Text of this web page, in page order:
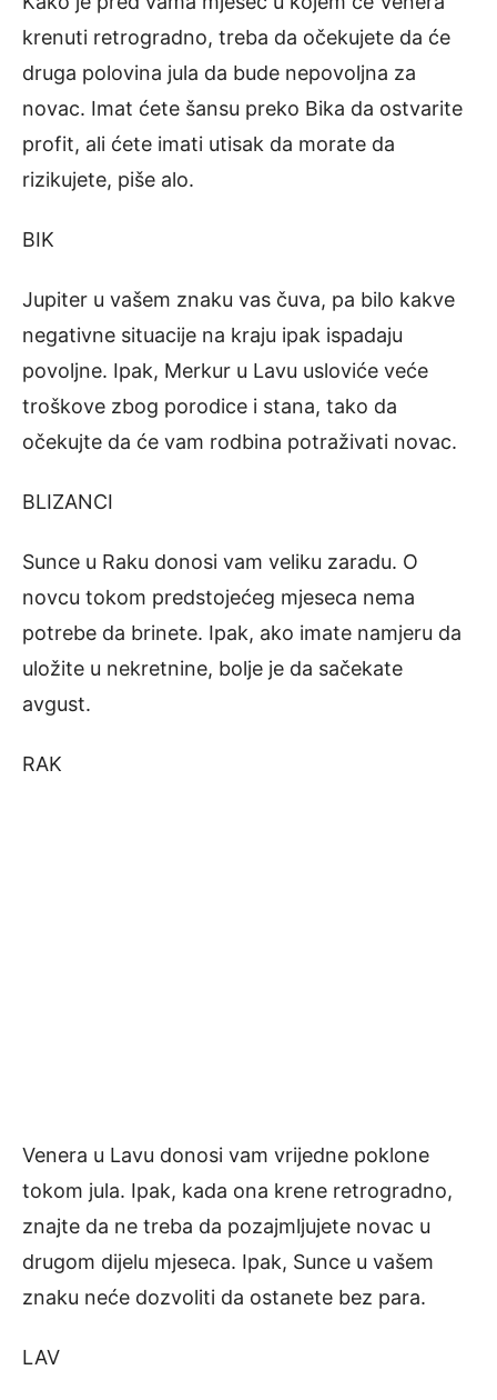
krenuti retrogradno, treba da očekujete da će
druga polovina jula da bude nepovoljna za
novac. Imat ćete šansu preko Bika da ostvarite
profit, ali ćete imati utisak da morate da
rizikujete, piše alo.
BIK
Jupiter u vašem znaku vas čuva, pa bilo kakve
negativne situacije na kraju ipak ispadaju
povoljne. Ipak, Merkur u Lavu usloviće veće
troškove zbog porodice i stana, tako da
očekujte da će vam rodbina potraživati novac.
BLIZANCI
Sunce u Raku donosi vam veliku zaradu. O
novcu tokom predstojećeg mjeseca nema
potrebe da brinete. Ipak, ako imate namjeru da
uložite u nekretnine, bolje je da sačekate
avgust.
RAK
Venera u Lavu donosi vam vrijedne poklone
tokom jula. Ipak, kada ona krene retrogradno,
znajte da ne treba da pozajmljujete novac u
drugom dijelu mjeseca. Ipak, Sunce u vašem
znaku neće dozvoliti da ostanete bez para.
LAV